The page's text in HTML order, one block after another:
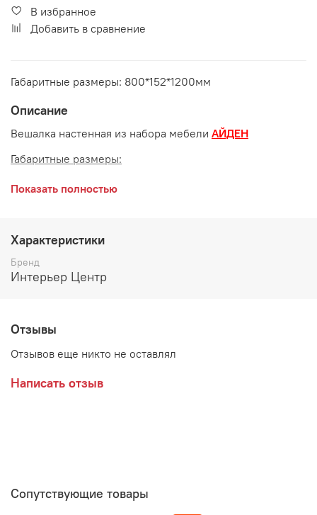
В избранное
Добавить в сравнение
Габаритные размеры: 800*152*1200мм
Описание
Вешалка настенная из набора мебели АЙДЕН
Габаритные размеры:
длина 800 мм
высота 1200 мм
Цвет и материалы:
ЛДСП Белый
Производитель:
Показать полностью
Характеристики
Бренд
Интерьер Центр
Отзывы
Отзывов еще никто не оставлял
Написать отзыв
Сопутствующие товары